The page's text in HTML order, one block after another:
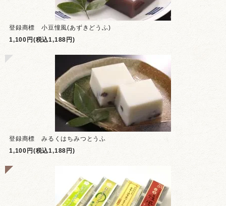
登録商標 小豆憧風(あずきどうふ)
1,100円(税込1,188円)
登録商標 みるくはちみつとうふ
1,100円(税込1,188円)